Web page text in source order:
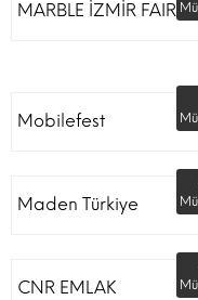
MARBLE İZMİR FAIR
Mobilefest
Maden Türkiye
CNR EMLAK